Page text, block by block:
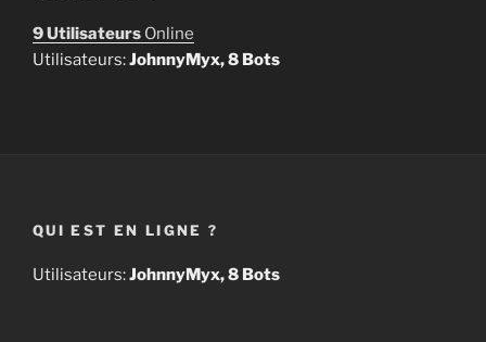
9 Utilisateurs Online
Utilisateurs:JohnnyMyx, 8 Bots
QUI EST EN LIGNE ?
Utilisateurs:JohnnyMyx, 8 Bots